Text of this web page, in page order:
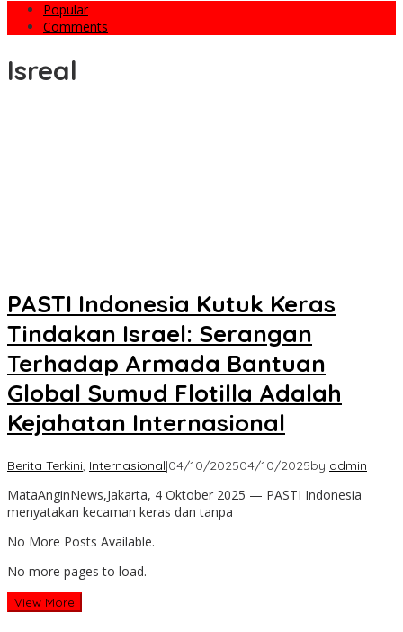
Popular
Comments
Isreal
PASTI Indonesia Kutuk Keras
Tindakan Israel: Serangan
Terhadap Armada Bantuan
Global Sumud Flotilla Adalah
Kejahatan Internasional
Berita Terkini, Internasional|04/10/202504/10/2025by admin
MataAnginNews,Jakarta, 4 Oktober 2025 — PASTI Indonesia
menyatakan kecaman keras dan tanpa
No More Posts Available.
No more pages to load.
View More